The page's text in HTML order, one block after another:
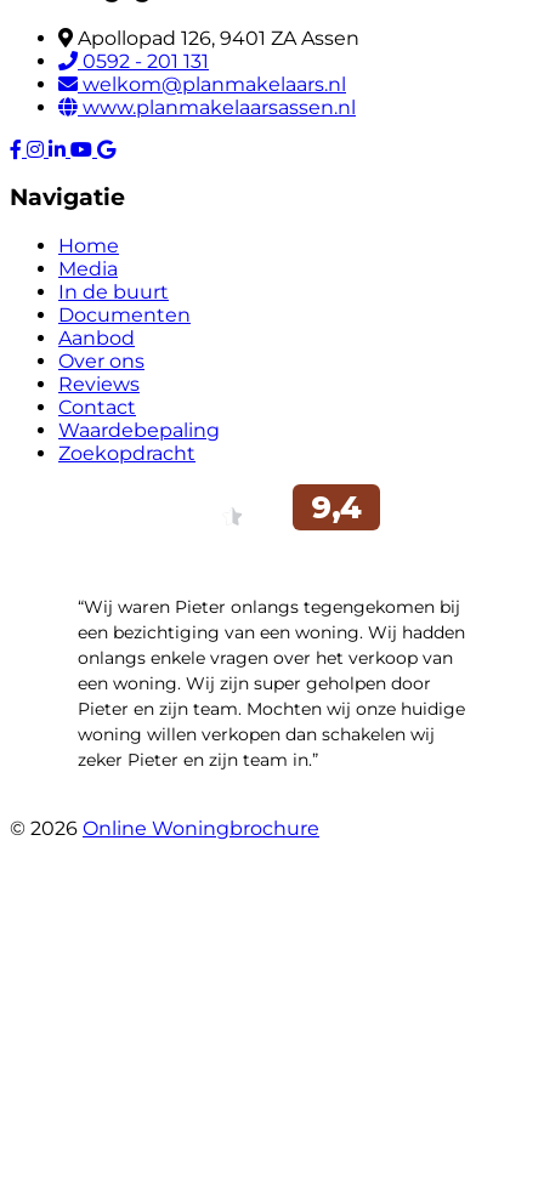
Apollopad 126, 9401 ZA Assen
0592 - 201 131
welkom@planmakelaars.nl
www.planmakelaarsassen.nl
Navigatie
Home
Media
In de buurt
Documenten
Aanbod
Over ons
Reviews
Contact
Waardebepaling
Zoekopdracht
“Wij waren Pieter onlangs tegengekomen bij
een bezichtiging van een woning. Wij hadden
onlangs enkele vragen over het verkoop van
een woning. Wij zijn super geholpen door
Pieter en zijn team. Mochten wij onze huidige
woning willen verkopen dan schakelen wij
zeker Pieter en zijn team in.”
© 2026 Online Woningbrochure